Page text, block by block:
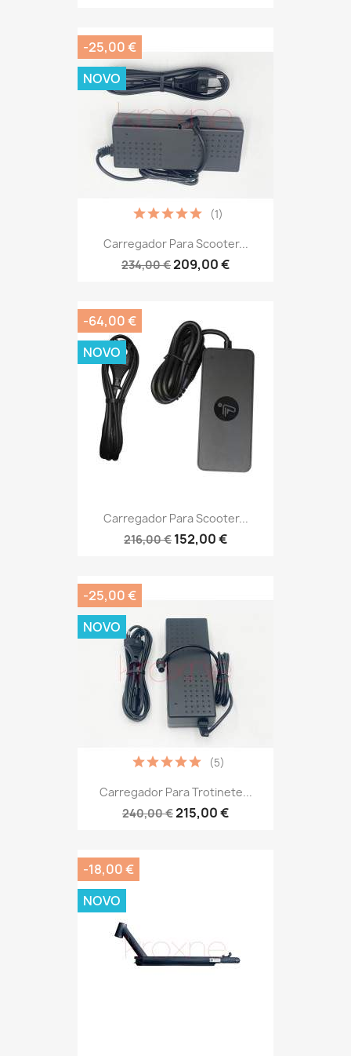
Carregador Para Scooter...
234,00 €209,00 €
(1)
-25,00 €
NOVO
Carregador Para Scooter...
216,00 € 152,00 €
-64,00 €
NOVO
Carregador Para Trotinete...
240,00 €215,00 €
(5)
-25,00 €
NOVO
-18,00 €
NOVO